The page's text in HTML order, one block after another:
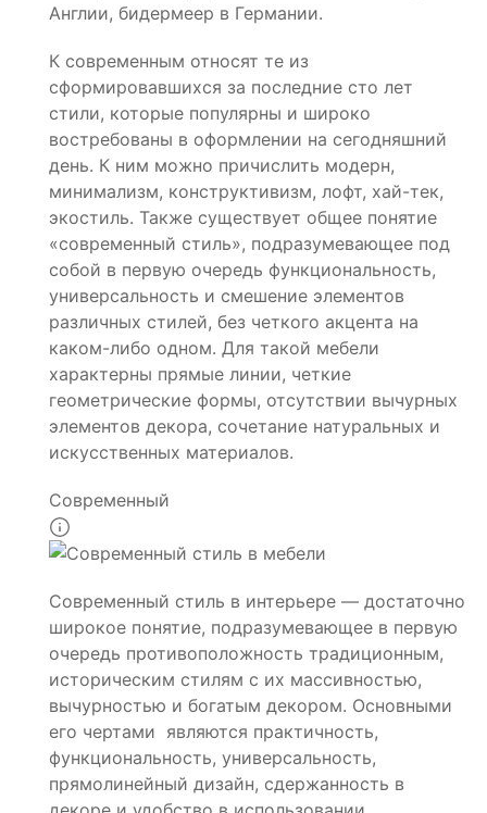
Англии, бидермеер в Германии.
К современным относят те из
сформировавшихся за последние сто лет
стили, которые популярны и широко
востребованы в оформлении на сегодняшний
день. К ним можно причислить модерн,
минимализм, конструктивизм, лофт, хай-тек,
экостиль. Также существует общее понятие
«современный стиль», подразумевающее под
собой в первую очередь функциональность,
универсальность и смешение элементов
различных стилей, без четкого акцента на
каком-либо одном. Для такой мебели
характерны прямые линии, четкие
геометрические формы, отсутствии вычурных
элементов декора, сочетание натуральных и
искусственных материалов.
Современный
Современный стиль в интерьере — достаточно
широкое понятие, подразумевающее в первую
очередь противоположность традиционным,
историческим стилям с их массивностью,
вычурностью и богатым декором. Основными
его чертами являются практичность,
функциональность, универсальность,
прямолинейный дизайн, сдержанность в